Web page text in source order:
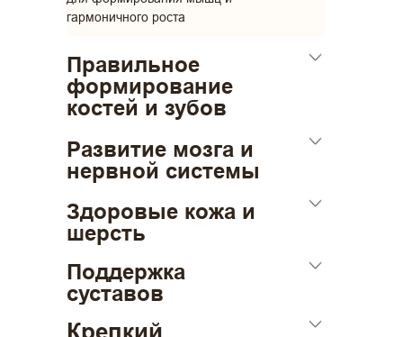
гармоничного роста
Правильное
формирование
костей и зубов
Сбалансированный кальций и
фосфор, а также витамин D
способствуют правильному
костей и зубов
Развитие мозга и
нервной системы
Жирные кислоты, витамины группы
B и холин поддерживают развитие
способности к обучению
Здоровые кожа и
шерсть
Правильный баланс Омега 6 и
Омега 3 жирных кислот
поддерживает здоровье кожи и
плотный, блестящий шерстный
Поддержка
суставов
Крепкий